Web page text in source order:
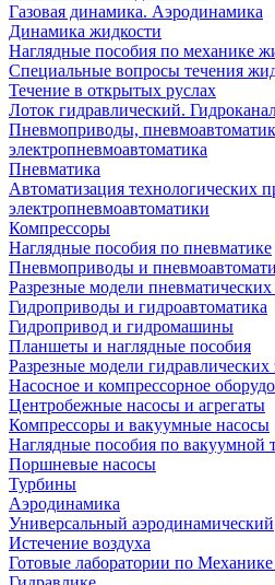
Газовая динамика. Аэродинамика
Динамика жидкости
Наглядные пособия по механике
Специальные вопросы течения
Течение в открытых руслах
Лоток гидравлический.
Пневмоприводы,
электропневмоавтоматика
Пневматика
Автоматизация технологических
электропневмоавтоматики
Компрессоры
Наглядные пособия по пневматике
Пневмоприводы и
Разрезные модели пневматических
Гидроприводы и гидроавтоматика
Гидропривод и гидромашины
Планшеты и наглядные пособия
Разрезные модели гидравлических
Насосное и компрессорное
Центробежные насосы и агрегаты
Компрессоры и вакуумные насосы
Наглядные пособия по вакуумной
Поршневые насосы
Турбины
Аэродинамика
Универсальный аэродинамический
Истечение воздуха
Готовые лаборатории по Механике